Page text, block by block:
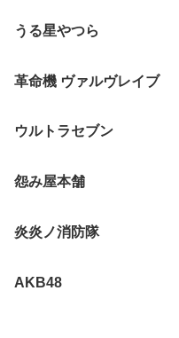
うる星やつら
革命機 ヴァルヴレイブ
ウルトラセブン
怨み屋本舗
炎炎ノ消防隊
AKB48